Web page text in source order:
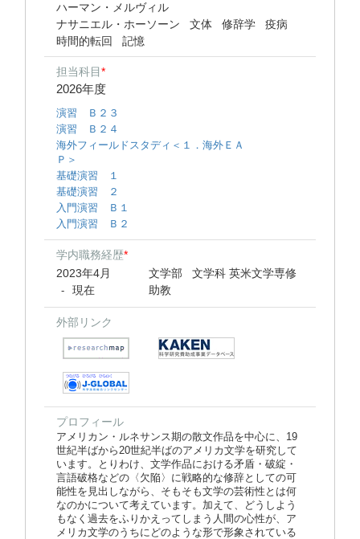
ハーマン・メルヴィル
ナサニエル・ホーソーン
文体 修辞学
疫病
時間的転回
記憶
担当科目*
2026年度
演習 Ｂ２３
演習 Ｂ２４
海外フィールドスタディ＜１．海外ＥＡ
Ｐ＞
基礎演習 １
基礎演習 ２
入門演習 Ｂ１
入門演習 Ｂ２
学内職務経歴*
2023年4月
- 現在
文学部 文学科 英米文学専修
助教
外部リンク
プロフィール
アメリカン・ルネサンス期の散文作品を中心に、19
世紀半ばから20世紀半ばのアメリカ文学を研究して
います。とりわけ、文学作品における矛盾・破綻・
言語破格などの〈欠陥〉に戦略的な修辞としての可
能性を見出しながら、そもそも文学の芸術性とは何
なのかについて考えています。加えて、どうしよう
もなく過去をふりかえってしまう人間の心性が、ア
メリカ文学のうちにどのような形で形象されている